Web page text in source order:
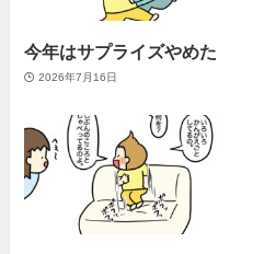
今年はサプライズやめた
2026年7月16日